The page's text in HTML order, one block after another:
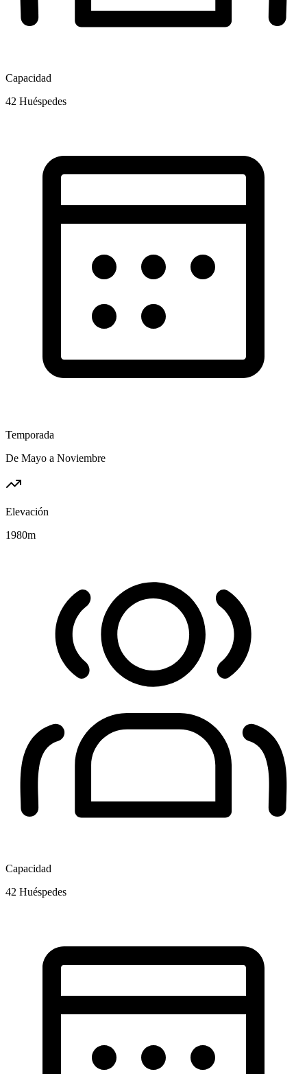
Capacidad
42 Huéspedes
Temporada
De Mayo a Noviembre
Elevación
1980m
Capacidad
42 Huéspedes